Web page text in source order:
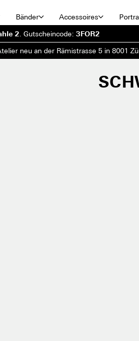
Bänder Accessoires
2 Gutscheincode: 3FOR2
neu an der Rämistrasse 5 in 8001